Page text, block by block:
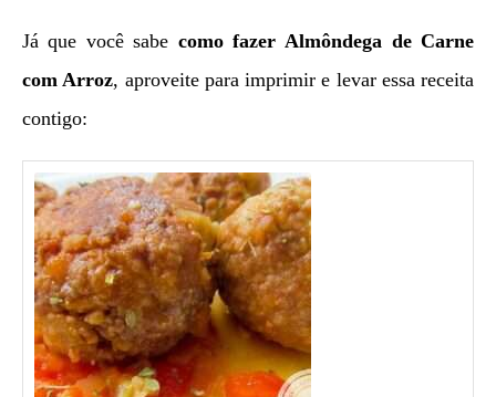
Já que você sabe como fazer Almôndega de Carne
com Arroz, aproveite para imprimir e levar essa receita
contigo: